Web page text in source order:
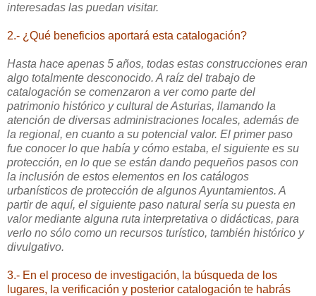
interesadas las puedan visitar.
2.- ¿Qué beneficios aportará esta catalogación?
Hasta hace apenas 5 años, todas estas construcciones eran
algo totalmente desconocido. A raíz del trabajo de
catalogación se comenzaron a ver como parte del
patrimonio histórico y cultural de Asturias, llamando la
atención de diversas administraciones locales, además de
la regional, en cuanto a su potencial valor. El primer paso
fue conocer lo que había y cómo estaba, el siguiente es su
protección, en lo que se están dando pequeños pasos con
la inclusión de estos elementos en los catálogos
urbanísticos de protección de algunos Ayuntamientos. A
partir de aquí, el siguiente paso natural sería su puesta en
valor mediante alguna ruta interpretativa o didácticas, para
verlo no sólo como un recursos turístico, también histórico y
divulgativo.
3.- En el proceso de investigación, la búsqueda de los
lugares, la verificación y posterior catalogación te habrás